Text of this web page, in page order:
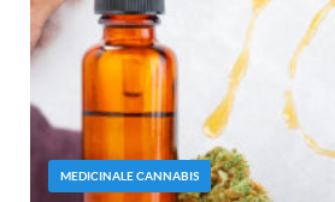
MEDICINALE CANNABIS